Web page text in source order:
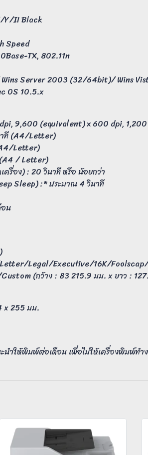
Y/II Black
Speed
TX, 802.11n
Server 2003 (32/64bit)/ Wins
OS 10.5.x
9,600 (equivalent) x 600 dpi,
าที (A4/Letter)
Letter)
(A4 / Letter)
ครื่อง) : 20 วินาที หรือ น้อยกว่า
Sleep) :* ประมาณ 4 วินาที
น
Legal/Executive/16K/
(กว้าง : 83 215.9 มม. x ยาว :
x 255 มม.
ำให้พิมพ์ต่อเดือน เพื่อไม่ให้เครื่องพิมพ์ท